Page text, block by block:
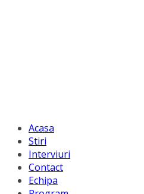
Acasa
Stiri
Interviuri
Contact
Echipa